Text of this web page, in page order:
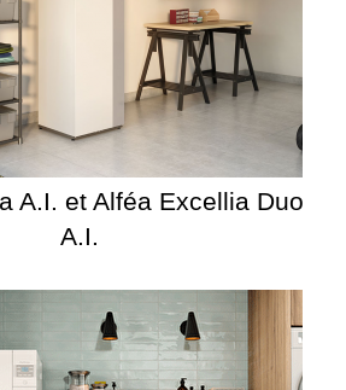
A.I. et Alféa Excellia Duo
A.I.